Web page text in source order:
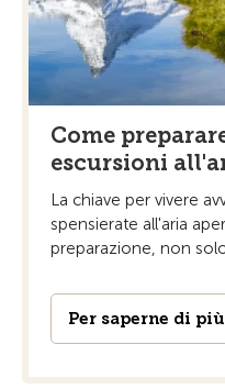
Come
escursioni
La chiave per vivere
spensierate all'aria
preparazione, non solo
Per saperne di più